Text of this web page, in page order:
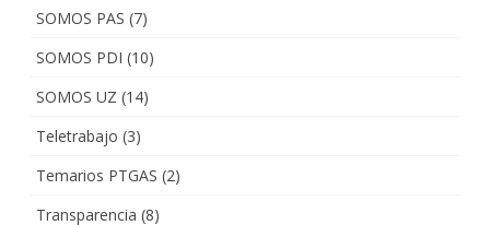
SOMOS PAS (7)
SOMOS PDI (10)
SOMOS UZ (14)
Teletrabajo (3)
Temarios PTGAS (2)
Transparencia (8)